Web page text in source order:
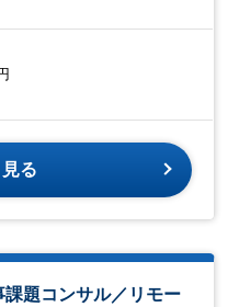
る
題コンサル／リモー